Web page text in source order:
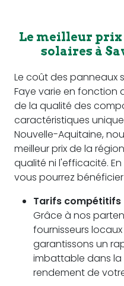
Le meilleur prix
solaires à
Le coût des panneaux
Faye varie en fonction
de la qualité des
caractéristiques
Nouvelle-Aquitaine,
meilleur prix de la
qualité ni l'efficacité.
vous pourrez
Tarifs compétitifs
Grâce à nos
fournisseurs
garantissons un
imbattable dans la
rendement de